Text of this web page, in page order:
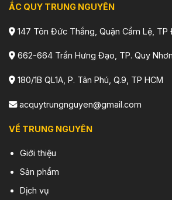
ẮC QUY TRUNG NGUYÊN
147 Tôn Đức Thắng, Quận Cẩm Lệ, TP
662-664 Trần Hưng Đạo, TP. Quy
180/1B QL1A, P. Tân Phú, Q.9, TP HCM
acquytrungnguyen@gmail.com
VỀ TRUNG NGUYÊN
Giới thiệu
Sản phẩm
Dịch vụ